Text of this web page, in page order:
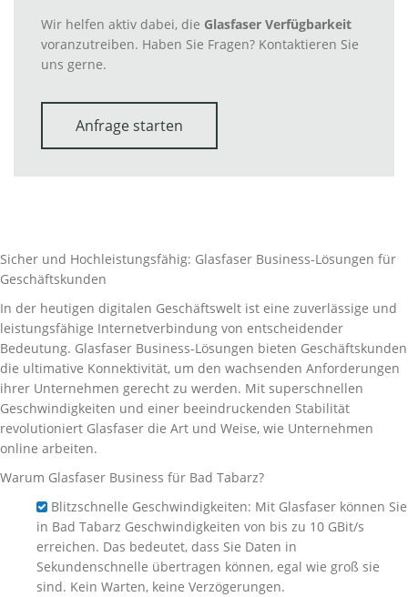
Wir helfen aktiv dabei, die Glasfaser Verfügbarkeit
voranzutreiben. Haben Sie Fragen? Kontaktieren Sie
uns gerne.
Anfrage starten
Sicher und Hochleistungsfähig: Glasfaser Business-Lösungen für
Geschäftskunden
In der heutigen digitalen Geschäftswelt ist eine zuverlässige und
leistungsfähige Internetverbindung von entscheidender
Bedeutung. Glasfaser Business-Lösungen bieten Geschäftskunden
die ultimative Konnektivität, um den wachsenden Anforderungen
ihrer Unternehmen gerecht zu werden. Mit superschnellen
Geschwindigkeiten und einer beeindruckenden Stabilität
revolutioniert Glasfaser die Art und Weise, wie Unternehmen
online arbeiten.
Warum Glasfaser Business für Bad Tabarz?
Blitzschnelle Geschwindigkeiten: Mit Glasfaser können Sie
in Bad Tabarz Geschwindigkeiten von bis zu 10 GBit/s
erreichen. Das bedeutet, dass Sie Daten in
Sekundenschnelle übertragen können, egal wie groß sie
sind. Kein Warten, keine Verzögerungen.